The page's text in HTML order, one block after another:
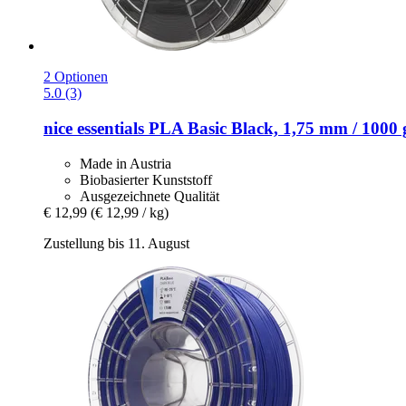
2 Optionen
5.0 (3)
nice essentials PLA Basic Black, 1,75 mm / 1000
Made in Austria
Biobasierter Kunststoff
Ausgezeichnete Qualität
€ 12,99 (€ 12,99 / kg)
Zustellung bis 11. August